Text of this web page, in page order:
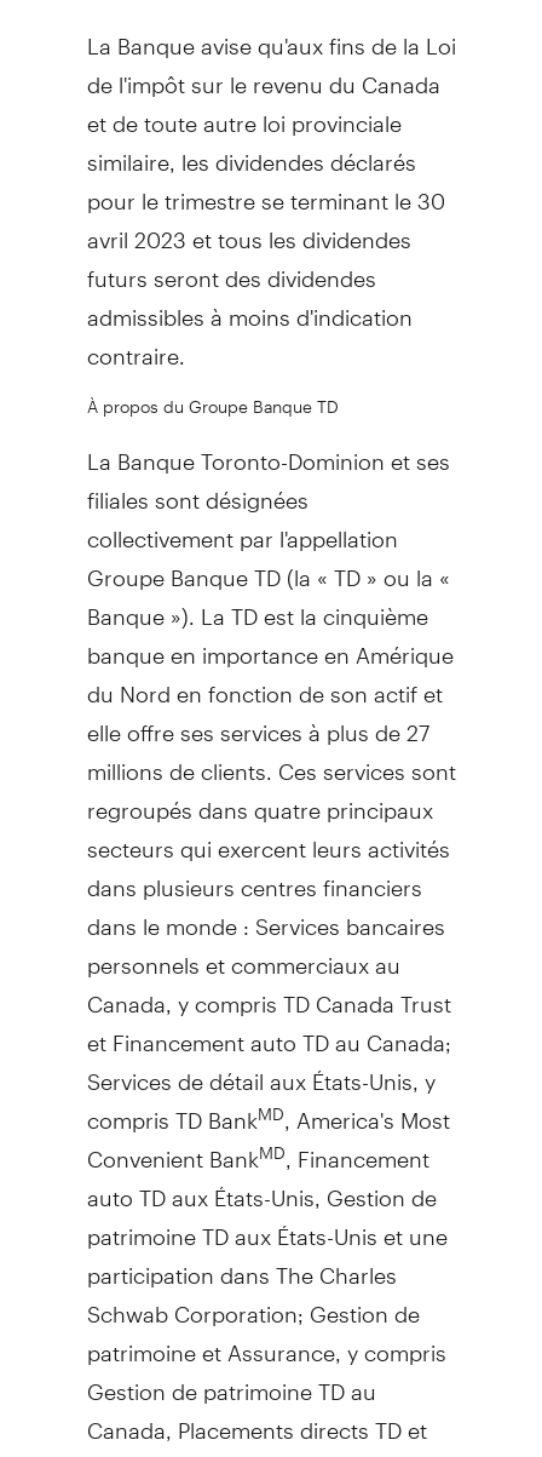
La Banque avise qu'aux fins de laLoi
del'impôt sur le revenu du Canada
et de toute autre loi provinciale
similaire, les dividendes déclarés
pour le trimestre se terminant le 30
avril 2023 et tous les dividendes
futurs seront des dividendes
admissibles à moins d'indication
contraire.
À propos du Groupe Banque TD
La Banque Toronto-Dominion et ses
filiales sont désignées
collectivement par l'appellation
Groupe Banque TD (la « TD » ou la «
Banque »). La TD est la cinquième
banque en importance en Amérique
du Nord en fonction de son actif et
elle offre ses services à plus de 27
millions de clients. Ces services sont
regroupés dans quatre principaux
secteurs qui exercent leurs activités
dans plusieurs centres financiers
dans le monde : Services bancaires
personnels et commerciaux au
Canada , y compris TD Canada Trust
et Financement auto TD au Canada;
Services de détail aux États-Unis, y
compris TD BankMD , America's Most
Convenient BankMD , Financement
auto TD aux États-Unis, Gestion de
patrimoine TD aux États-Unis et une
participation dans The Charles
Schwab Corporation;Gestion de
patrimoine et Assurance, y compris
Gestion depatrimoine TD au
Canada , Placements directs TD et